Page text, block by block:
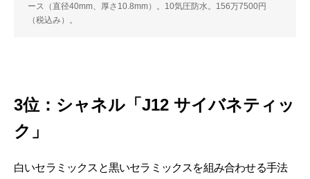
ース（直径40mm、厚さ10.8mm）。10気圧防水。156万7500円
（税込み）。
3位：シャネル「J12 サイバネティッ
ク」
白いセラミックスと黒いセラミックスを組み合わせる手法